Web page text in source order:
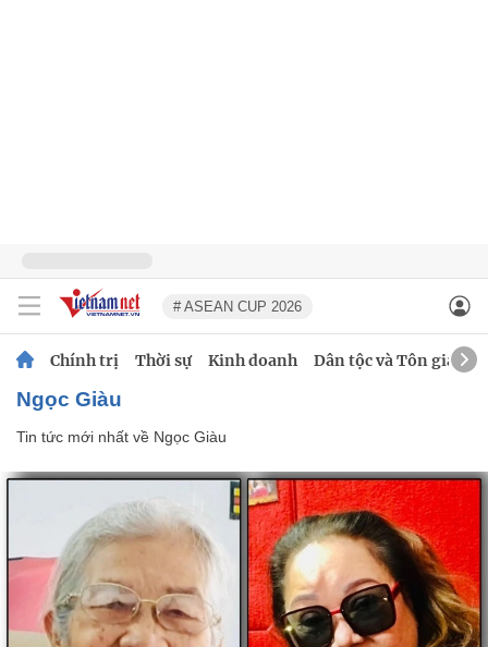
# ASEAN CUP 2026
Chính trị Thời sự Kinh doanh Dân tộc và Tôn giáo
Ngọc Giàu
Tin tức mới nhất về Ngọc Giàu